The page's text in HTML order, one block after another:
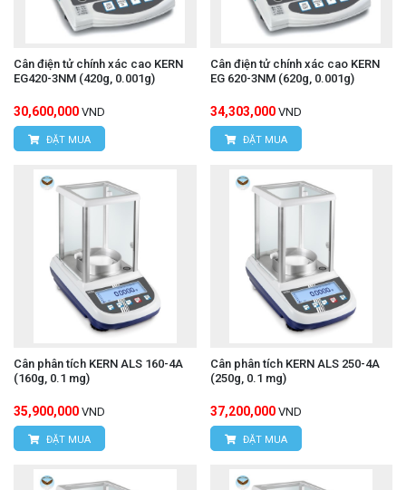
Cân điện tử chính xác cao KERN
EG420-3NM (420g, 0.001g)
30,600,000 VND
ĐẶT MUA
Cân điện tử chính xác cao KERN
EG 620-3NM (620g, 0.001g)
34,303,000 VND
ĐẶT MUA
Cân phân tích KERN ALS 160-4A
(160g, 0.1 mg)
35,900,000 VND
ĐẶT MUA
Cân phân tích KERN ALS 250-4A
(250g, 0.1 mg)
37,200,000 VND
ĐẶT MUA